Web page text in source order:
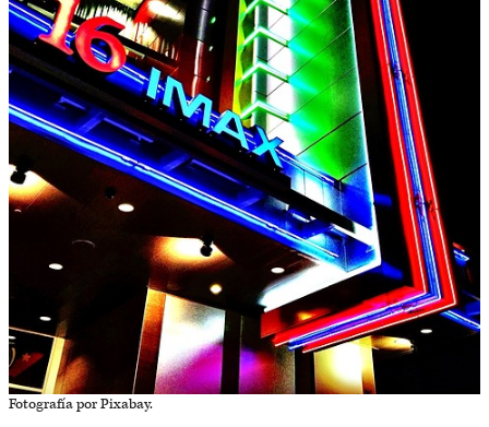
Fotografía por Pixabay.